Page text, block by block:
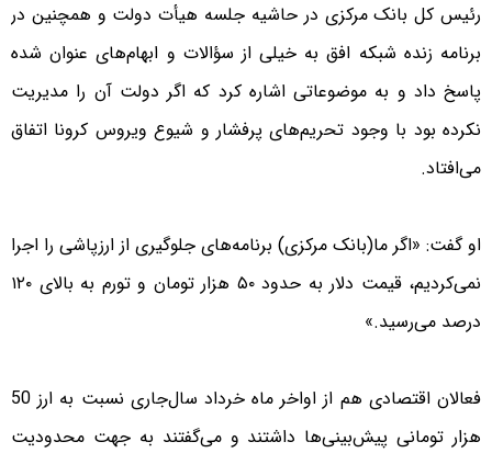
رئیس کل بانک مرکزی در حاشیه جلسه هیأت دولت و همچنین در
برنامه زنده شبکه افق به خیلی از سؤالات و ابهام‌های عنوان شده
پاسخ داد و به موضوعاتی اشاره کرد که اگر دولت آن را مدیریت
نکرده بود با وجود تحریم‌های پرفشار و شیوع ویروس کرونا اتفاق
می‌افتاد.
او گفت: «اگر ما(بانک مرکزی) برنامه‌های جلوگیری از ارزپاشی را اجرا
نمی‌کردیم، قیمت دلار به حدود ۵۰ هزار تومان و تورم به بالای ۱۲۰
درصد می‌رسید.»
فعالان اقتصادی هم از اواخر ماه خرداد سال‌جاری نسبت به ارز 50
هزار تومانی پیش‌بینی‌ها داشتند و می‌گفتند به جهت محدودیت